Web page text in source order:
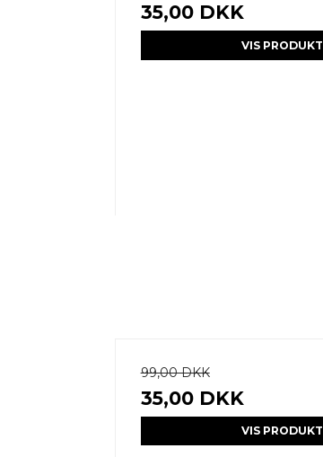
35,00 DKK
VIS PRODUKT
99,00 DKK
35,00 DKK
VIS PRODUKT